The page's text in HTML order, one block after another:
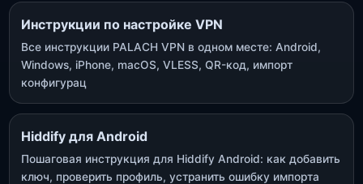
Инструкции по настройке VPN
Все инструкции PALACH VPN в одном месте: Android,
Windows, iPhone, macOS, VLESS, QR-код, импорт
конфигурац
Hiddify для Android
Пошаговая инструкция для Hiddify Android: как добавить
ключ, проверить профиль, устранить ошибку импорта